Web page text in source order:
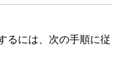
るには、次の手順に従